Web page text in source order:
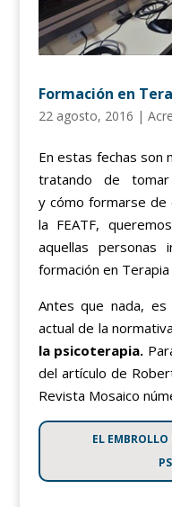
Formación en
22 agosto, 2016 |
En estas fechas son
tratando de
y cómo formarse de
la FEATF,
aquellas personas
formación en Terapia
Antes que nada,
actual de la
la psicoterapia.
del artículo de
Revista Mosaico
EL